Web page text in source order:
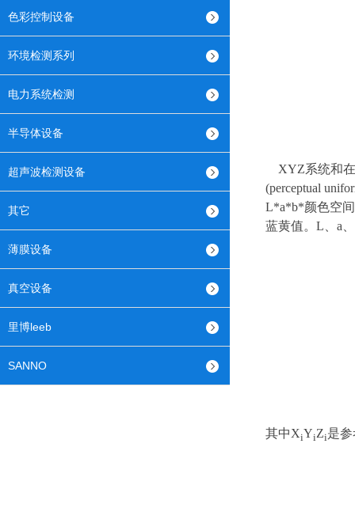
色彩控制设备
环境检测系列
电力系统检测
半导体设备
超声波检测设备
其它
薄膜设备
真空设备
里博leeb
SANNO
XYZ系统和在
(perceptual
L*a*b*颜色空
蓝黄值。L、a
其中XiYiZi是